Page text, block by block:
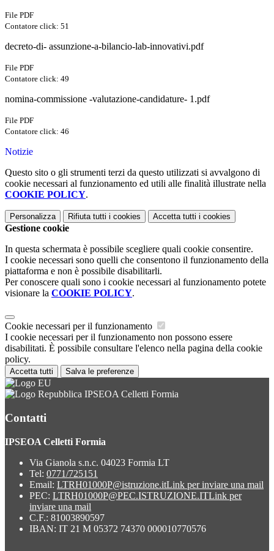
File PDF
Contatore click: 51
decreto-di- assunzione-a-bilancio-lab-innovativi.pdf
File PDF
Contatore click: 49
nomina-commissione -valutazione-candidature- 1.pdf
File PDF
Contatore click: 46
Notizie
Questo sito o gli strumenti terzi da questo utilizzati si avvalgono di
cookie necessari al funzionamento ed utili alle finalità illustrate nella
COOKIE POLICY.
Personalizza Rifiuta tutti i cookies Accetta tutti i cookies
Gestione cookie
In questa schermata è possibile scegliere quali cookie consentire.
I cookie necessari sono quelli che consentono il funzionamento della
piattaforma e non è possibile disabilitarli.
Per conoscere quali sono i cookie necessari al funzionamento potete
visionare la COOKIE POLICY.
Cookie necessari per il funzionamento
I cookie necessari per il funzionamento non possono essere
disabilitati. È possibile consultare l'elenco nella pagina della cookie
policy.
Accetta tutti Salva le preferenze
IPSEOA Celletti Formia
Contatti
IPSEOA Celletti Formia
Via Gianola s.n.c. 04023 Formia LT
Tel: 0771/725151
Email: LTRH01000P@istruzione.itLink per inviare una mail
PEC: LTRH01000P@PEC.ISTRUZIONE.ITLink per
inviare una mail
C.F.: 81003890597
IBAN: IT 21 M 05372 74370 000010770576